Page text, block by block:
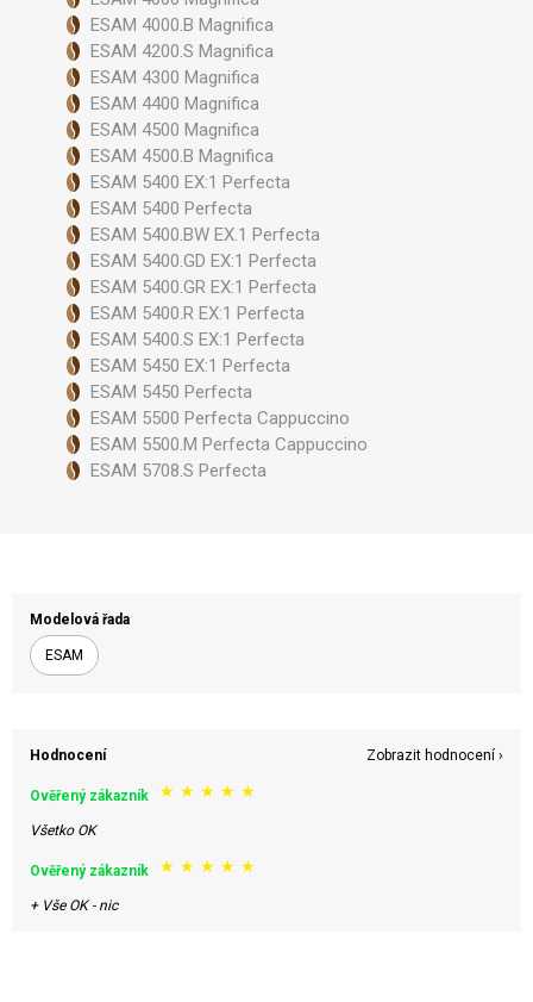
Modelová řada
ESAM
Hodnocení Zobrazit hodnocení ›
Ověřený zákazník ★ ★ ★ ★ ★
Všetko OK
Ověřený zákazník ★ ★ ★ ★ ★
+ Vše OK - nic
ESAM 4000.B Magnifica
ESAM 4200.S Magnifica
ESAM 4300 Magnifica
ESAM 4400 Magnifica
ESAM 4500 Magnifica
ESAM 4500.B Magnifica
ESAM 5400 EX:1 Perfecta
ESAM 5400 Perfecta
ESAM 5400.BW EX.1 Perfecta
ESAM 5400.GD EX:1 Perfecta
ESAM 5400.GR EX:1 Perfecta
ESAM 5400.R EX:1 Perfecta
ESAM 5400.S EX:1 Perfecta
ESAM 5450 EX:1 Perfecta
ESAM 5450 Perfecta
ESAM 5500 Perfecta Cappuccino
ESAM 5500.M Perfecta Cappuccino
ESAM 5708.S Perfecta